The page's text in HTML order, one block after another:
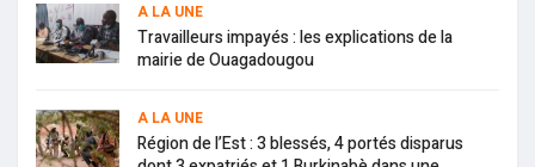
A LA UNE
Travailleurs impayés : les explications de la
mairie de Ouagadougou
A LA UNE
Région de l’Est : 3 blessés, 4 portés disparus